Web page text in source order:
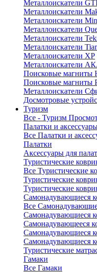
Металлоискатели
Металлоискатели
Металлоискатели
Металлоискатели
Металлоискатели
Металлоискатели
Металлоискатели XP
Металлоискатели
Поисковые магниты
Поисковые магниты
Металлоискатели
Досмотровые
Туризм
Все - Туризм
Палатки и
Все Палатки и
Палатки
Аксессуары для
Туристические
Все Туристические
Туристические
Туристические
Самонадувающиеся
Все
Самонадувающиеся
Самонадувающееся
Самонадувающиеся
Самонадувающиеся
Туристические
Гамаки
Все Гамаки